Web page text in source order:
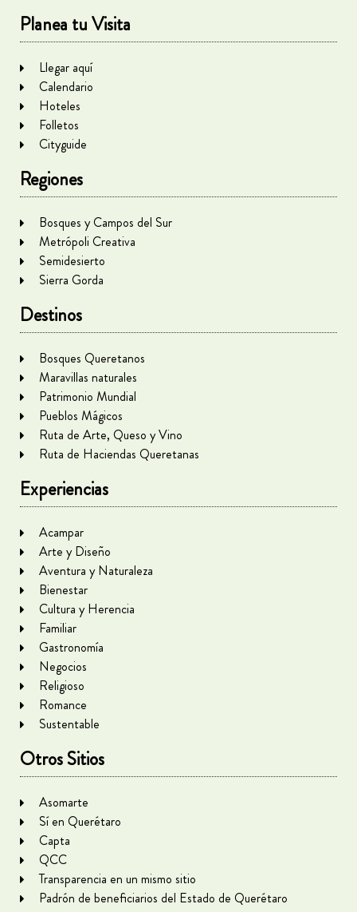
Planea tu Visita
Llegar aquí
Calendario
Hoteles
Folletos
Cityguide
Regiones
Bosques y Campos del Sur
Metrópoli Creativa
Semidesierto
Sierra Gorda
Destinos
Bosques Queretanos
Maravillas naturales
Patrimonio Mundial
Pueblos Mágicos
Ruta de Arte, Queso y Vino
Ruta de Haciendas Queretanas
Experiencias
Acampar
Arte y Diseño
Aventura y Naturaleza
Bienestar
Cultura y Herencia
Familiar
Gastronomía
Negocios
Religioso
Romance
Sustentable
Otros Sitios
Asomarte
Sí en Querétaro
Capta
QCC
Transparencia en un mismo sitio
Padrón de beneficiarios del Estado de Querétaro